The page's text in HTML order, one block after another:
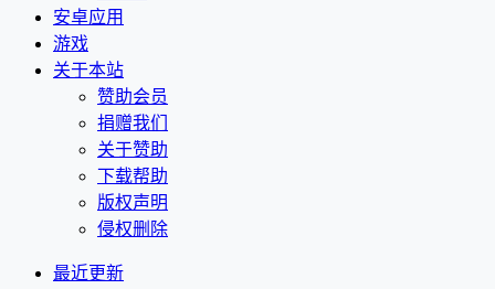
安卓应用
游戏
关于本站
赞助会员
捐赠我们
关于赞助
下载帮助
版权声明
侵权删除
最近更新